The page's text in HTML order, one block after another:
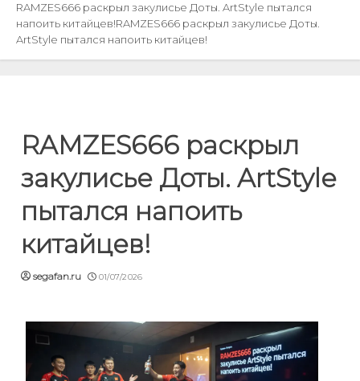
RAMZES666 раскрыл закулисье Доты. ArtStyle пытался
напоить китайцев!RAMZES666 раскрыл закулисье Доты.
ArtStyle пытался напоить китайцев!
RAMZES666 раскрыл
закулисье Доты. ArtStyle
пытался напоить
китайцев!
segafan.ru 01/07/2026